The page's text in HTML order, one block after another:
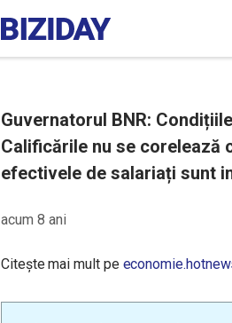
Guvernatorul BNR:
Calificările nu se corelează
efectivele de salariați sunt
acum 8 ani
Citește mai mult pe